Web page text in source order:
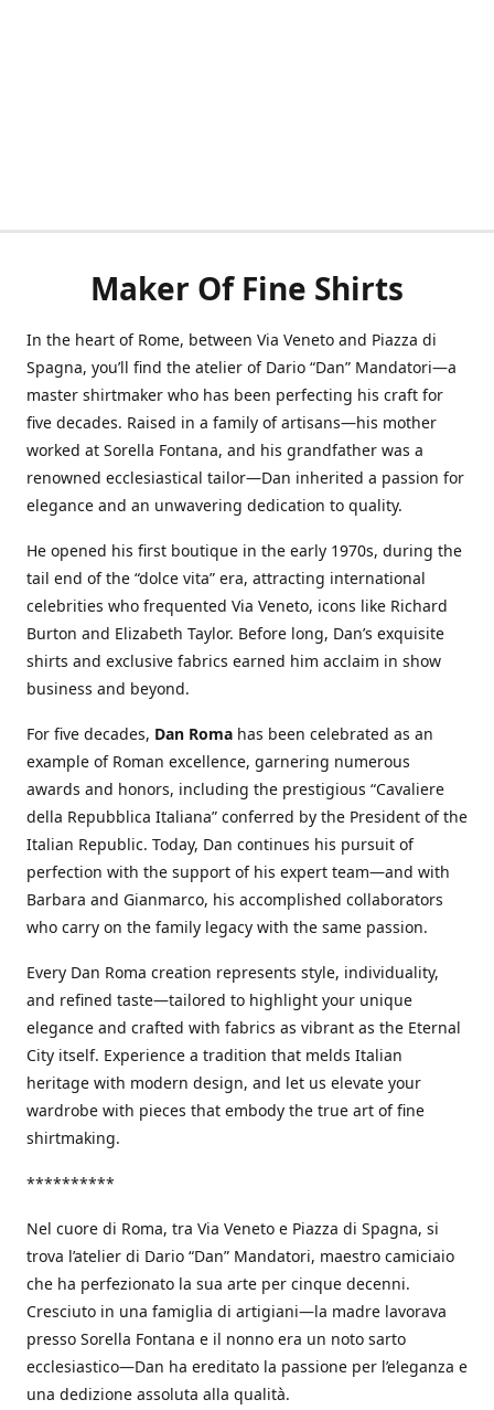
Maker Of Fine Shirts
In the heart of Rome, between Via Veneto and Piazza di
Spagna, you’ll find the atelier of Dario “Dan” Mandatori—a
master shirtmaker who has been perfecting his craft for
five decades. Raised in a family of artisans—his mother
worked at Sorella Fontana, and his grandfather was a
renowned ecclesiastical tailor—Dan inherited a passion for
elegance and an unwavering dedication to quality.
He opened his first boutique in the early 1970s, during the
tail end of the “dolce vita” era, attracting international
celebrities who frequented Via Veneto, icons like Richard
Burton and Elizabeth Taylor. Before long, Dan’s exquisite
shirts and exclusive fabrics earned him acclaim in show
business and beyond.
For five decades, Dan Roma has been celebrated as an
example of Roman excellence, garnering numerous
awards and honors, including the prestigious “Cavaliere
della Repubblica Italiana” conferred by the President of the
Italian Republic. Today, Dan continues his pursuit of
perfection with the support of his expert team—and with
Barbara and Gianmarco, his accomplished collaborators
who carry on the family legacy with the same passion.
Every Dan Roma creation represents style, individuality,
and refined taste—tailored to highlight your unique
elegance and crafted with fabrics as vibrant as the Eternal
City itself. Experience a tradition that melds Italian
heritage with modern design, and let us elevate your
wardrobe with pieces that embody the true art of fine
shirtmaking.
**********
Nel cuore di Roma, tra Via Veneto e Piazza di Spagna, si
trova l’atelier di Dario “Dan” Mandatori, maestro camiciaio
che ha perfezionato la sua arte per cinque decenni.
Cresciuto in una famiglia di artigiani—la madre lavorava
presso Sorella Fontana e il nonno era un noto sarto
ecclesiastico—Dan ha ereditato la passione per l’eleganza e
una dedizione assoluta alla qualità.